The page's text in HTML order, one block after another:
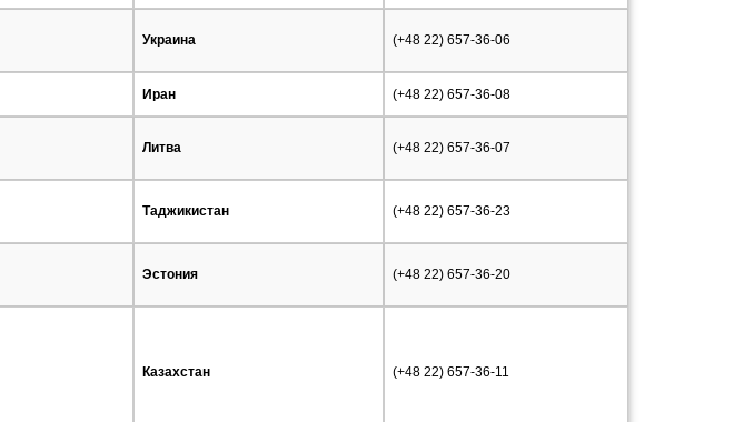
Украина (+48 22) 657-36-06
Иран (+48 22) 657-36-08
Литва (+48 22) 657-36-07
Таджикистан (+48 22) 657-36-23
Эстония (+48 22) 657-36-20
Казахстан (+48 22) 657-36-11